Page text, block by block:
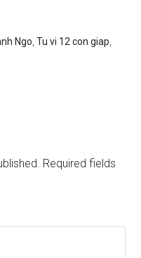
Ngo ,Tu vi 12 con giap
Required fields